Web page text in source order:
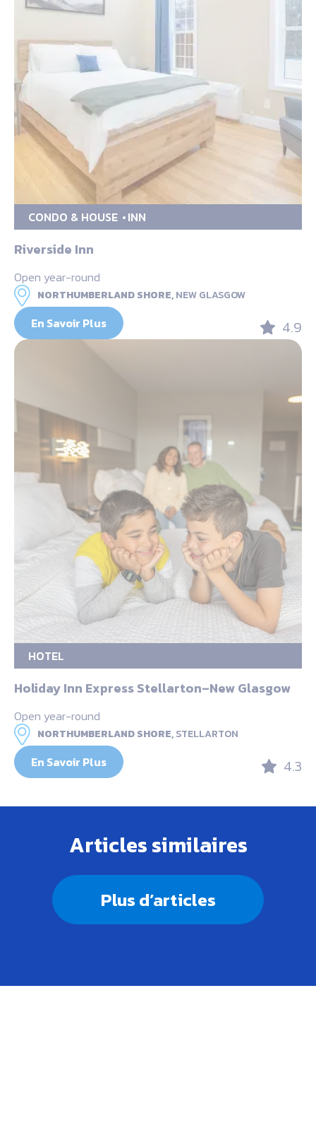
CONDO & HOUSE INN
Riverside Inn
Open year-round
NORTHUMBERLAND SHORE,NEW GLASGOW
En Savoir Plus 4.9
HOTEL
Holiday Inn Express Stellarton–New Glasgow
Open year-round
NORTHUMBERLAND SHORE,STELLARTON
En Savoir Plus 4.3
Articles similaires
Plus d’articles